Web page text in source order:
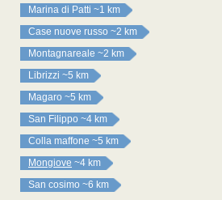
Marina di Patti ~1 km
Case nuove russo ~2 km
Montagnareale ~2 km
Librizzi ~5 km
Magaro ~5 km
San Filippo ~4 km
Colla maffone ~5 km
Mongiove ~4 km
San cosimo ~6 km